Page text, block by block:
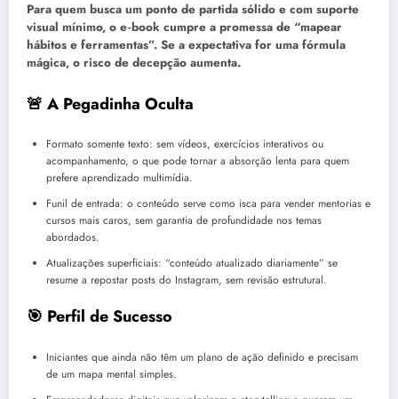
Para quem busca um ponto de partida sólido e com suporte
visual mínimo, o e‑book cumpre a promessa de “mapear
hábitos e ferramentas”. Se a expectativa for uma fórmula
mágica, o risco de decepção aumenta.
🚨 A Pegadinha Oculta
Formato somente texto: sem vídeos, exercícios interativos ou
acompanhamento, o que pode tornar a absorção lenta para quem
prefere aprendizado multimídia.
Funil de entrada: o conteúdo serve como isca para vender mentorias e
cursos mais caros, sem garantia de profundidade nos temas
abordados.
Atualizações superficiais: “conteúdo atualizado diariamente” se
resume a repostar posts do Instagram, sem revisão estrutural.
🎯 Perfil de Sucesso
Iniciantes que ainda não têm um plano de ação definido e precisam
de um mapa mental simples.